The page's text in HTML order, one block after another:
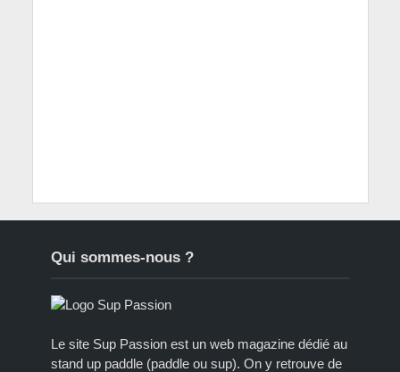
Qui sommes-nous ?
Le site Sup Passion est un web magazine dédié au
stand up paddle (paddle ou sup). On y retrouve de